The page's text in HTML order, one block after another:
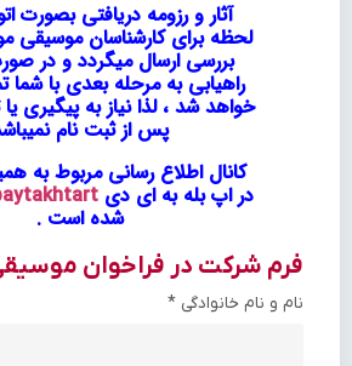
آثار و رزومه دریافتی بصورت
لحظه برای کارشناسان
بررسی ارسال میگردد و در
راهیابی به مرحله بعدی با شما
خواهد شد ،لذا نیاز به پیگیری
پس از ثبت نام
کانال اطلاع رسانی مربوط به
در اپ بله به ای دی
شده است .
فرم شرکت در فراخوان
نام و نام خانوادگی *